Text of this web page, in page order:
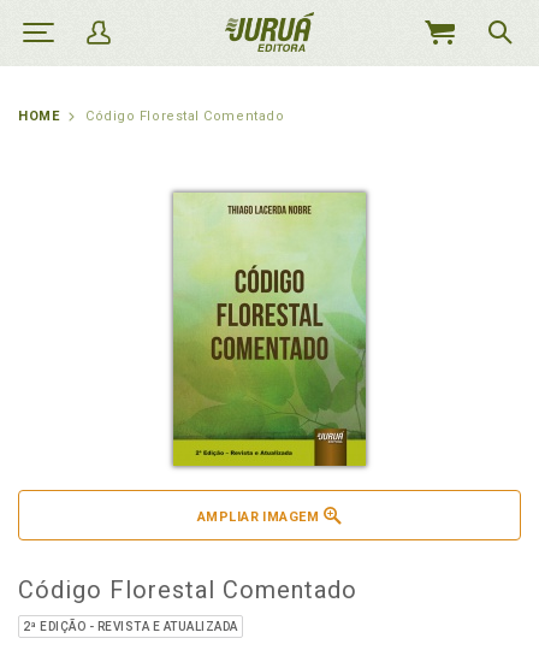
MEU
HOME Código Florestal Comentado
AMPLIAR IMAGEM
Código Florestal Comentado
2ª EDIÇÃO - REVISTA E ATUALIZADA